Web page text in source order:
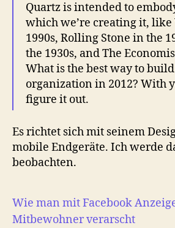
Quartz is intended to
which we’re creating it,
1990s, Rolling Stone in the
the 1930s, and The
What is the best way to
organization in 2012? With
figure it out.
Es richtet sich mit seinem
mobile Endgeräte. Ich werde
beobachten.
Wie man mit Facebook
Mitbewohner verarscht